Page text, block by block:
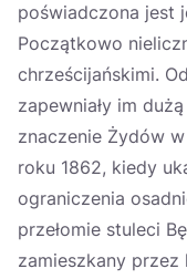
poświadczona jest
Początkowo
chrześcijańskimi.
zapewniały im
znaczenie Żydów
roku 1862, kiedy
ograniczenia
przełomie stuleci
zamieszkany przez